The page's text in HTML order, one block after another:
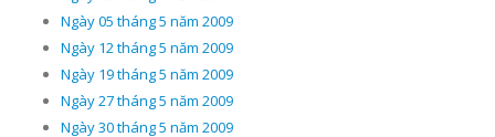
Ngày 05 tháng 5 năm 2009
Ngày 12 tháng 5 năm 2009
Ngày 19 tháng 5 năm 2009
Ngày 27 tháng 5 năm 2009
Ngày 30 tháng 5 năm 2009